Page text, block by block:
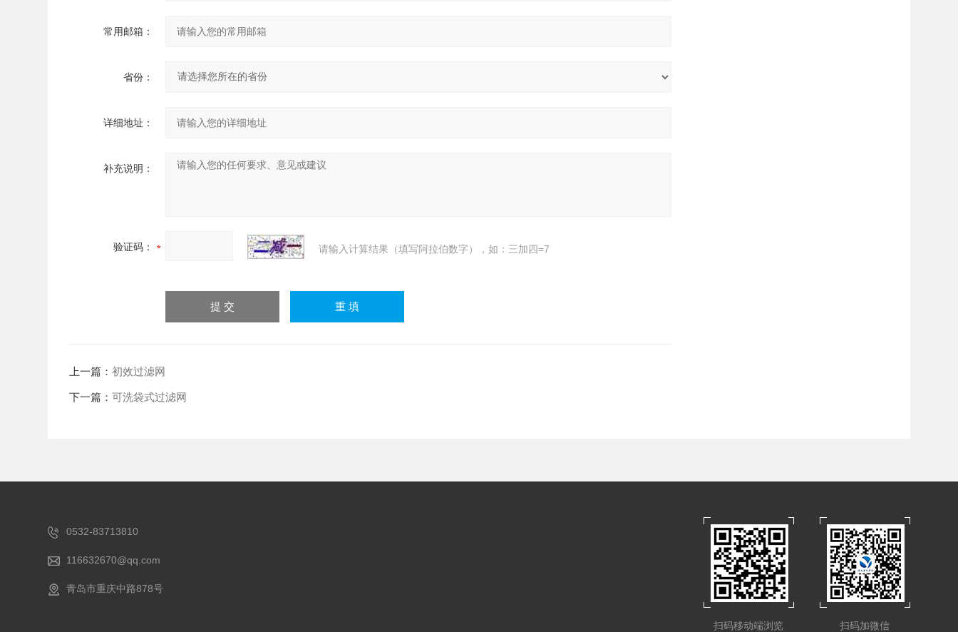
常用邮箱：
省份：
详细地址：
补充说明：
验证码： 请输入计算结果（填写阿拉伯数字），如：三加四=7
上一篇：初效过滤网
下一篇：可洗袋式过滤网
0532-83713810
116632670@qq.com
青岛市重庆中路878号
扫码加微信
扫码移动端浏览